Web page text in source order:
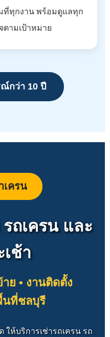
ที่ทุกงาน พร้อมดูแลทุก
ตามเป้าหมาย
กว่า 10 ปี
เครน
ถเครน และ
เช้า
ย • งานติดตั้ง
ที่ชลบุรี
ให้บริการเช่ารถเครน รถ